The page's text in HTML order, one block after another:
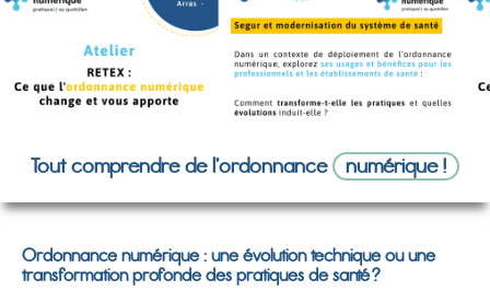
Tout comprendre de l’ordonnance numérique !
Ordonnance numérique : une évolution technique ou une
transformation profonde des pratiques de santé ?